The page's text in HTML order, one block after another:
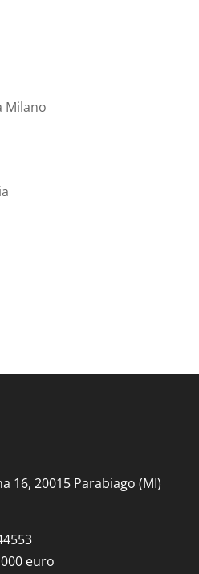
Milano
16, 20015 Parabiago (MI)
euro